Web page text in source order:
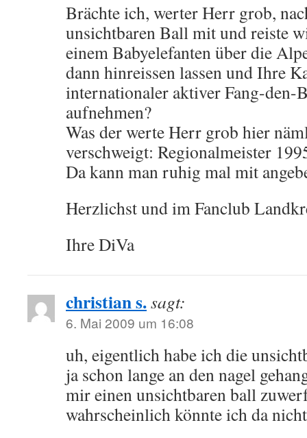
Brächte ich, werter Herr grob,
unsichtbaren Ball mit und reiste
einem Babyelefanten über die
dann hinreissen lassen und Ihre
internationaler aktiver Fang-den-
aufnehmen?
Was der werte Herr grob hier
verschweigt: Regionalmeister
Da kann man ruhig mal mit
Herzlichst und im Fanclub
Ihre DiVa
christian s.sagt:
6. Mai 2009 um 16:08
uh, eigentlich habe ich die
ja schon lange an den nagel
mir einen unsichtbaren ball
wahrscheinlich könnte ich da